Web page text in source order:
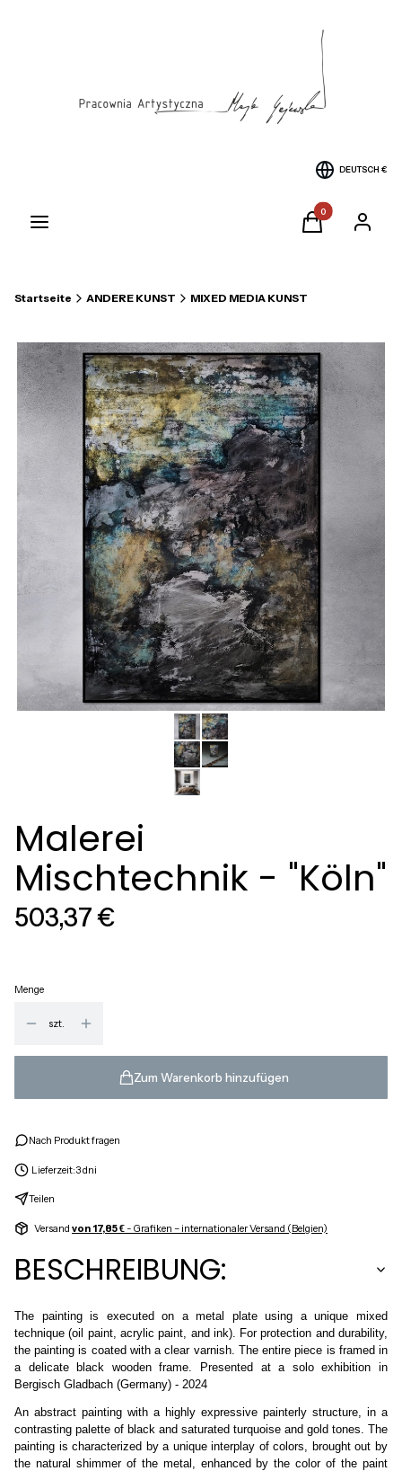
DEUTSCH €
Menü Produkte im
Warenkorb
Startseite ANDERE KUNST MIXED MEDIA KUNST
Malerei
Mischtechnik - "Köln"
Preis
503,37 €
Menge
szt.
Zum Warenkorb hinzufügen
Nach Produkt fragen
Lieferzeit:3 dni
Teilen
Versand von 17,85 €- Grafiken – internationaler Versand (Belgien)
BESCHREIBUNG:
The painting is executed on a metal plate using a unique mixed
technique (oil paint, acrylic paint, and ink). For protection and durability,
the painting is coated with a clear varnish. The entire piece is framed in
a delicate black wooden frame. Presented at a solo exhibition in
Bergisch Gladbach (Germany) - 2024
An abstract painting with a highly expressive painterly structure, in a
contrasting palette of black and saturated turquoise and gold tones. The
painting is characterized by a unique interplay of colors, brought out by
the natural shimmer of the metal, enhanced by the color of the paint